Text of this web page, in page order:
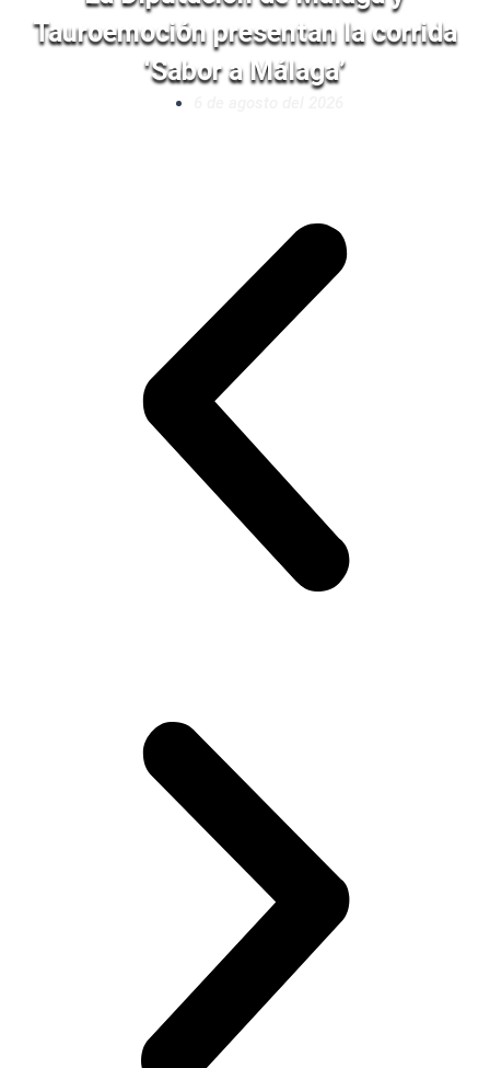
Tauroemoción presentan la corrida
‘Sabor a Málaga’